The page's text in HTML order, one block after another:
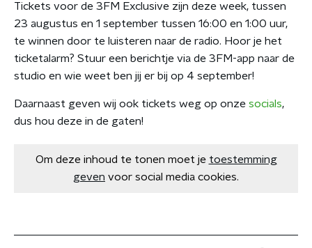
Tickets voor de 3FM Exclusive zijn deze week, tussen
23 augustus en 1 september tussen 16:00 en 1:00 uur,
te winnen door te luisteren naar de radio. Hoor je het
ticketalarm? Stuur een berichtje via de 3FM-app naar de
studio en wie weet ben jij er bij op 4 september!
Daarnaast geven wij ook tickets weg op onze socials,
dus hou deze in de gaten!
Om deze inhoud te tonen moet je toestemming
geven voor social media cookies.